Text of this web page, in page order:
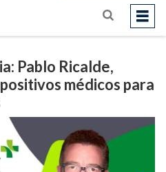
Pablo Ricalde,
médicos para